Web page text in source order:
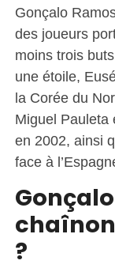
Gonçalo
des joueurs
moins trois
une étoile,
la Corée du
Miguel Pauleta
en 2002, ainsi
face à
?